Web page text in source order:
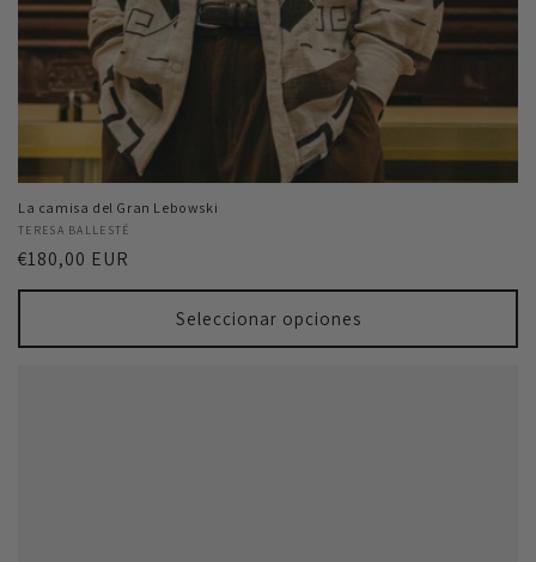
La camisa del Gran Lebowski
Proveedor:
TERESA BALLESTÉ
Precio
habitual
€180,00 EUR
Seleccionar opciones